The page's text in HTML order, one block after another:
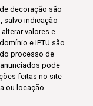
decoração são
salvo indicação
valores e
e IPTU são
processo de
pode
feitas no site
ou locação.